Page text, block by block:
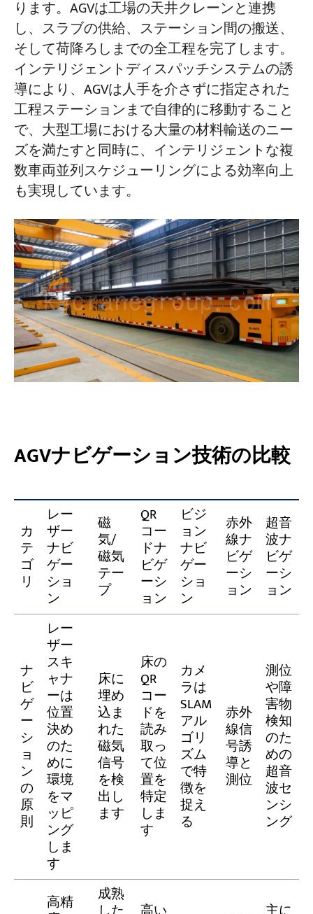
ります。AGVは工場の天井クレーンと連携
し、スラブの供給、ステーション間の搬送、
そして荷降ろしまでの全工程を完了します。
インテリジェントディスパッチシステムの誘
導により、AGVは人手を介さずに指定された
工程ステーションまで自律的に移動すること
で、大型工場における大量の材料輸送のニー
ズを満たすと同時に、インテリジェントな複
数車両並列スケジューリングによる効率向上
も実現しています。
AGVナビゲーション技術の比較
カ
テ
ゴ
リ
レー
ザー
ナビ
ゲー
ショ
ン
磁
気/
磁気
テー
プ
QR
コー
ドナ
ビゲ
ーシ
ョン
ビジ
ョン
ナビ
ゲー
ショ
ン
赤外
線ナ
ビゲ
ーシ
ョン
超音
波ナ
ビゲ
ーシ
ョン
ナ
ビ
ゲ
ー
シ
ョ
ン
の
原
則
レー
ザー
スキ
ャナ
ーは
位置
決め
のた
めに
環境
をマ
ッピ
ング
しま
す
床に
埋め
込ま
れた
磁気
信号
を検
出し
ます
床の
QR
コー
ドを
読み
取っ
て位
置を
特定
しま
す
カメ
ラは
SLAM
アル
ゴリ
ズム
で特
徴を
捉え
る
赤外
線信
号誘
導と
測位
測位
や障
害物
検知
のた
めの
超音
波セ
ンシ
ング
高精 成熟